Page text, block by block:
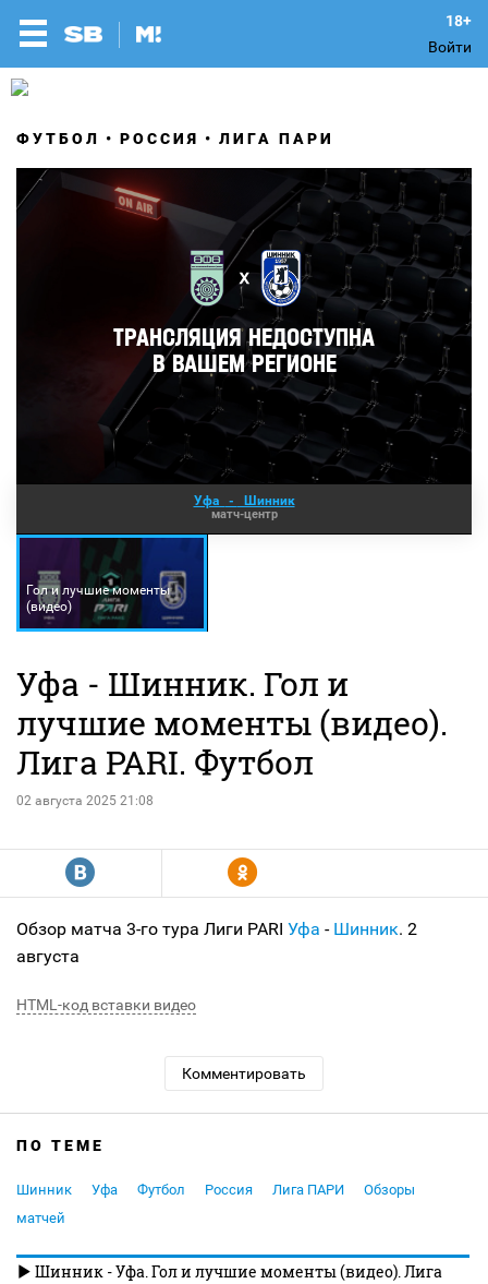
Войти
ФУТБОЛ РОССИЯ ЛИГА ПАРИ
Уфа - Шинник
матч-центр
Гол и лучшие моменты
(видео)
Уфа - Шинник. Гол и
лучшие моменты (видео).
Лига PARI. Футбол
02 августа 2025 21:08
R Y
Обзор матча 3-го тура Лиги PARI Уфа - Шинник. 2
августа
HTML-код вставки видео
Комментировать
ПО ТЕМЕ
Шинник Уфа Футбол Россия Лига ПАРИ
Обзоры
матчей
Шинник - Уфа. Гол и лучшие моменты (видео). Лига